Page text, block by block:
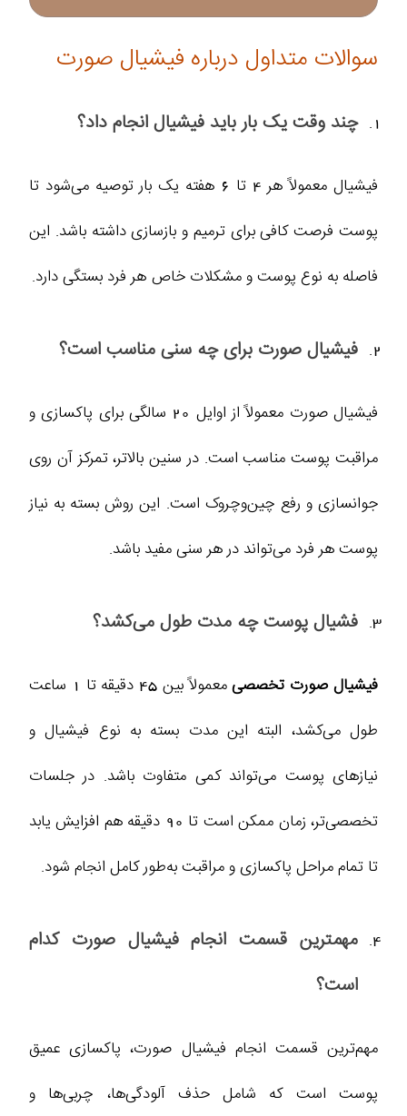
سوالات متداول درباره فیشیال صورت
چند وقت یک بار باید فیشیال انجام داد؟
فیشیال معمولاً هر 4 تا 6 هفته یک بار توصیه می‌شود تا
پوست فرصت کافی برای ترمیم و بازسازی داشته باشد. این
فاصله به نوع پوست و مشکلات خاص هر فرد بستگی دارد.
فیشیال صورت برای چه سنی مناسب است؟
فیشیال صورت معمولاً از اوایل 20 سالگی برای پاکسازی و
مراقبت پوست مناسب است. در سنین بالاتر، تمرکز آن روی
جوانسازی و رفع چین‌وچروک است. این روش بسته به نیاز
پوست هر فرد می‌تواند در هر سنی مفید باشد.
فشیال پوست چه مدت طول می‌کشد؟
فیشیال صورت تخصصی
معمولاً بین 45 دقیقه تا 1 ساعت
طول می‌کشد، البته این مدت بسته به نوع فیشیال و
نیازهای پوست می‌تواند کمی متفاوت باشد. در جلسات
تخصصی‌تر، زمان ممکن است تا 90 دقیقه هم افزایش یابد
تا تمام مراحل پاکسازی و مراقبت به‌طور کامل انجام شود.
مهمترین قسمت انجام فیشیال صورت کدام
است؟
مهم‌ترین قسمت انجام فیشیال صورت، پاکسازی عمیق
پوست است که شامل حذف آلودگی‌ها، چربی‌ها و